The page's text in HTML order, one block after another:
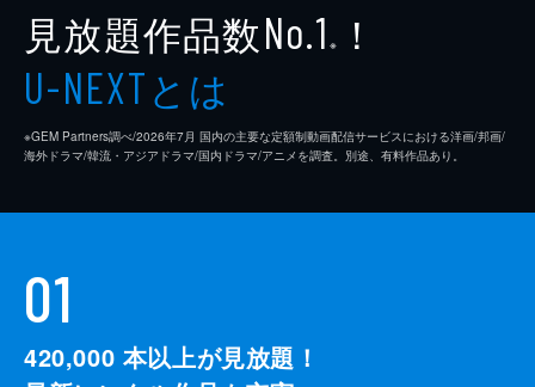
見放題作品数No.1 ※ ！
U-NEXTとは
※GEM Partners調べ/2026年7⽉ 国内の主要な定額制動画配信サービスにおける洋画/邦画/
海外ドラマ/韓流・アジアドラマ/国内ドラマ/アニメを調査。別途、有料作品あり。
01
420,000 本以上が見放題！